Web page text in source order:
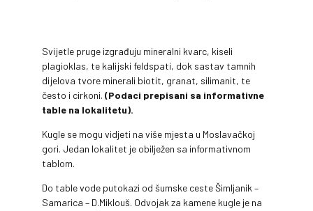
Svijetle pruge izgrađuju mineralni kvarc, kiseli
plagioklas, te kalijski feldspati, dok sastav tamnih
dijelova tvore minerali biotit, granat, silimanit, te
često i cirkoni. (Podaci prepisani sa informativne
table na lokalitetu).
Kugle se mogu vidjeti na više mjesta u Moslavačkoj
gori. Jedan lokalitet je obilježen sa informativnom
tablom.
Do table vode putokazi od šumske ceste Šimljanik –
Samarica – D.Miklouš. Odvojak za kamene kugle je na